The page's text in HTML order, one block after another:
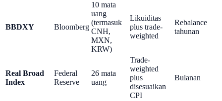
BBDXY Bloomberg
10 mata
uang
(termasuk
CNH,
MXN,
KRW)
Likuiditas
plus trade-
weighted
Rebalance
tahunan
Real Broad
Index
Federal
Reserve
26 mata
uang
Trade-
weighted
plus
disesuaikan
CPI
Bulanan